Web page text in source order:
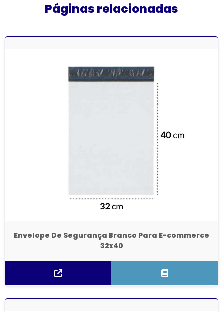
Páginas relacionadas
Envelope De Segurança Branco Para E-commerce
32x40